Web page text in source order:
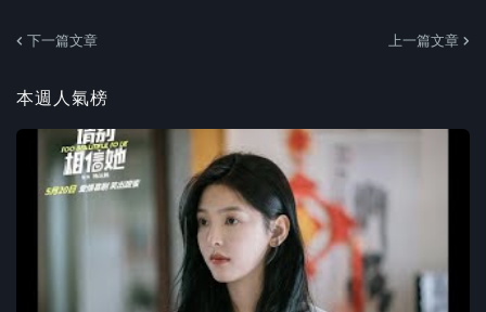
下一篇文章 上一篇文章
本週人氣榜